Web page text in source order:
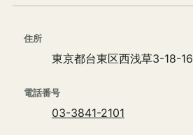
住所
東京都台東区西浅草3-18-16
電話番号
03-3841-2101